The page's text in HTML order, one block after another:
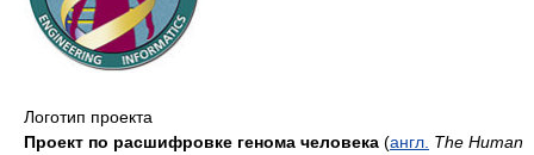
Логотип проекта
Проект по расшифровке генома человека (англ. The Human